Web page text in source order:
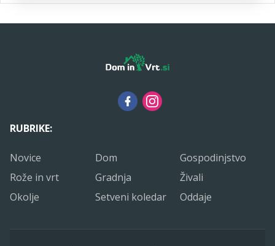
RUBRIKE:
Novice Dom
Gospodinjstvo
Rože in vrt
Gradnja
Živali
Okolje
Setveni koledar Oddaje